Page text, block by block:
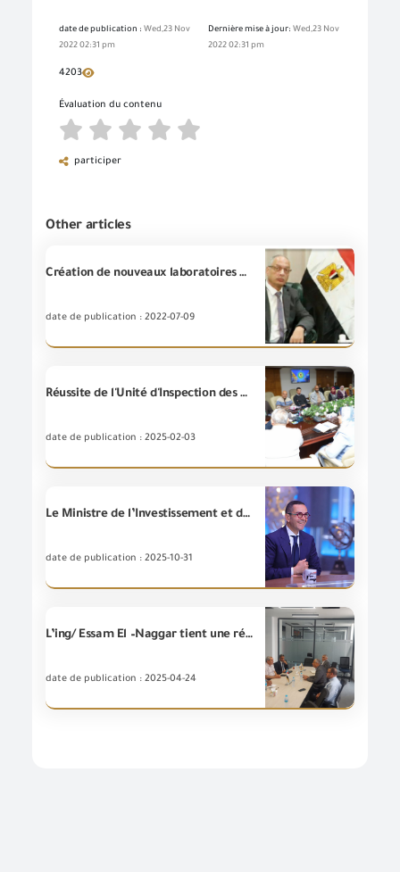
date de publication : Wed,23 Nov
2022 02:31 pm
Dernière mise à jour: Wed,23 Nov
2022 02:31 pm
4203
Évaluation du contenu
participer
Other articles
Création de nouveaux laboratoires au sein de GOEIC dans les domaines des produits biodégradables, de la mesure de l'empreinte carbone, inspection et tests des fluides de refroidissement et tests d'optimisation de l'efficacité énergétique.
date de publication : 2022-07-09
Réussite de l'Unité d'Inspection des produits à la (GOEIC) la visite d'évaluation initiale et étendre le domaine de l'accréditation du Conseil National d'Accréditation (EJAC) conformément aux exigences de la Norme internationale (ISO / CEI 17020:2012)
date de publication : 2025-02-03
Le Ministre de l’Investissement et du Commerce extérieur lors d’une interview menée avec le journaliste Sherif Amer au cours du programme télévisé « Se passe en Egypte » : L’Égypte est sortie du stade des grands défis et entre maintenant dans celui de la construction économique.
date de publication : 2025-10-31
L’ing/ Essam El –Naggar tient une réunion coordinatrice avec les dirigeants de l'Autorité générale pour les ports terrestres et secs et de la société du port sec d'octobre « ODP » pour discuter les moyens de coopération entre eux et accélérer le rythme de la libération douanière en application de la décision du Premier Ministre prévoyant le travaille pendant les congés et les jours fériés.
date de publication : 2025-04-24